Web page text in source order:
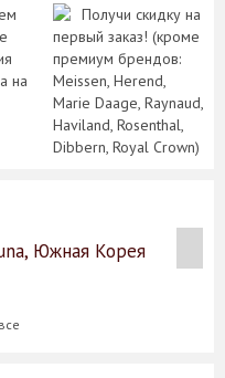
на
Получи скидку на
первый заказ! (кроме
премиум брендов:
Meissen, Herend,
Marie Daage, Raynaud,
Haviland, Rosenthal,
Dibbern, Royal Crown)
Южная Корея